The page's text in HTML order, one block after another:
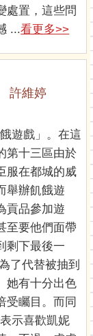
處置，這些問
...看更多>>
許維婷
遊戲」。在這
第十三區由於
服在都城的威
舉辦飢餓遊
貢品參加遊
至要他們面帶
剩下最後一
了代替被抽到
她有十分出色
受矚目。而同
示喜歡凱妮